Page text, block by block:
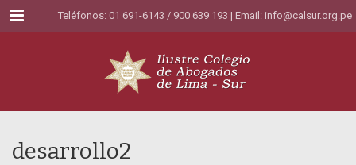
Menu Teléfonos: 01 691-6143 / 900 639 193 | Email: info@calsur.org.pe
desarrollo2